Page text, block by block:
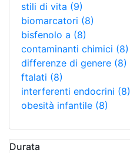
stili di vita (9)
biomarcatori (8)
bisfenolo a (8)
contaminanti chimici (8)
differenze di genere (8)
ftalati (8)
interferenti endocrini (8)
obesità infantile (8)
Durata